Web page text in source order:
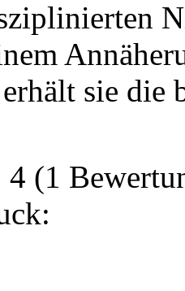
sie die
4 (1